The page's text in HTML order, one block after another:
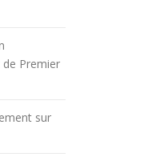
Premier
sur